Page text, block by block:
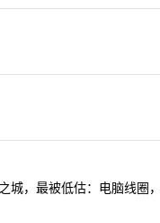
城，最被低估：电脑线圈